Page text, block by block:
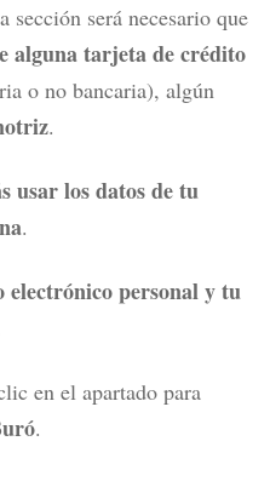
sección será necesario que
alguna tarjeta de crédito
o no bancaria), algún
.
usar los datos de tu
.
electrónico personal y tu
en el apartado para
.